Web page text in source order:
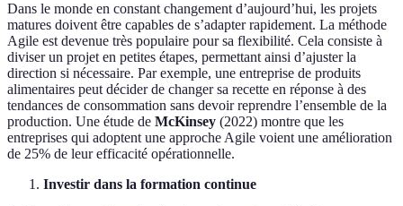
Dans le monde en constant changement d’aujourd’hui, les projets
matures doivent être capables de s’adapter rapidement. La méthode
Agile est devenue très populaire pour sa flexibilité. Cela consiste à
diviser un projet en petites étapes, permettant ainsi d’ajuster la
direction si nécessaire. Par exemple, une entreprise de produits
alimentaires peut décider de changer sa recette en réponse à des
tendances de consommation sans devoir reprendre l’ensemble de la
production. Une étude de McKinsey (2022) montre que les
entreprises qui adoptent une approche Agile voient une amélioration
de 25% de leur efficacité opérationnelle.
Investir dans la formation continue